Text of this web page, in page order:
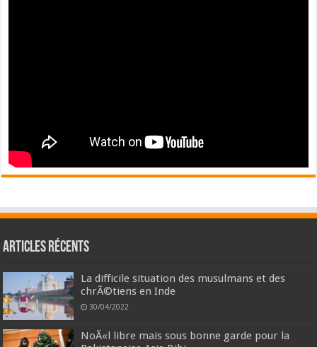
Articles récents
La difficile situation des musulmans et des
chrÃ©tiens en Inde
30/04/2022
NoÃ«l libre mais sous bonne garde pour la